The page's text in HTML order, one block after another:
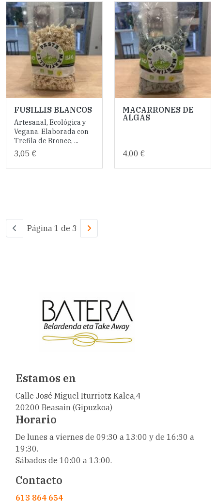
FUSILLIS BLANCOS
Artesanal, Ecológica y
Vegana. Elaborada con
Trefila de Bronce, ...
3,05 €
MACARRONES DE
ALGAS
4,00 €
Página 1 de 3
Estamos en
Calle José Miguel Iturriotz Kalea,4
20200 Beasain (Gipuzkoa)
Horario
De lunes a viernes de 09:30 a 13:00 y de 16:30 a
19:30.
Sábados de 10:00 a 13:00.
Contacto
613 864 654